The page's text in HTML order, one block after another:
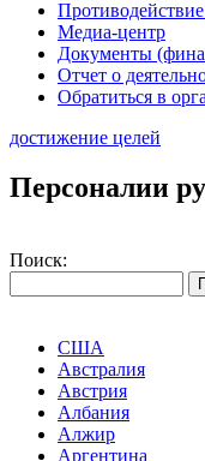
Медиа-центр
Документы
Отчет о
Обратиться в
достижение целей
Персоналии
Поиск:
США
Австралия
Австрия
Албания
Алжир
Аргентина